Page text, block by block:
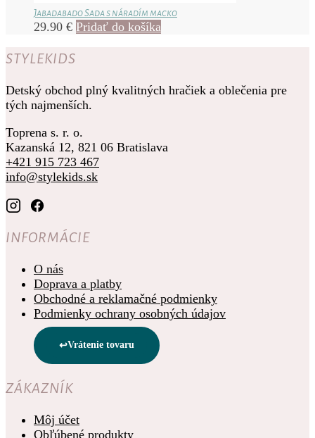
Jabadabado Sada s náradím macko
29.90 € Pridať do košíka
STYLEKIDS
Detský obchod plný kvalitných hračiek a oblečenia pre
tých najmenších.
Toprena s. r. o.
Kazanská 12, 821 06 Bratislava
+421 915 723 467
info@stylekids.sk
INFORMÁCIE
O nás
Doprava a platby
Obchodné a reklamačné podmienky
Podmienky ochrany osobných údajov
Vrátenie tovaru
ZÁKAZNÍK
Môj účet
Obľúbené produkty